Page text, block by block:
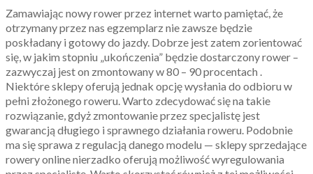
Zamawiając nowy rower przez internet warto pamiętać, że
otrzymany przez nas egzemplarz nie zawsze będzie
poskładany i gotowy do jazdy. Dobrze jest zatem zorientować
się, w jakim stopniu „ukończenia” będzie dostarczony rower –
zazwyczaj jest on zmontowany w 80 – 90 procentach .
Niektóre sklepy oferują jednak opcję wysłania do odbioru w
pełni złożonego roweru. Warto zdecydować się na takie
rozwiązanie, gdyż zmontowanie przez specjalistę jest
gwarancją długiego i sprawnego działania roweru. Podobnie
ma się sprawa z regulacją danego modelu — sklepy sprzedające
rowery online nierzadko oferują możliwość wyregulowania